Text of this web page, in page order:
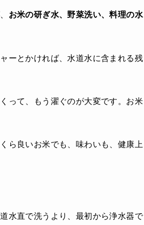
お米の研ぎ水、野菜洗い、料理の水
ーとかければ、水道水に含まれる残
って、もう濯ぐのが大変です。お米
ら良いお米でも、味わいも、健康上
水直で洗うより、最初から浄水器で